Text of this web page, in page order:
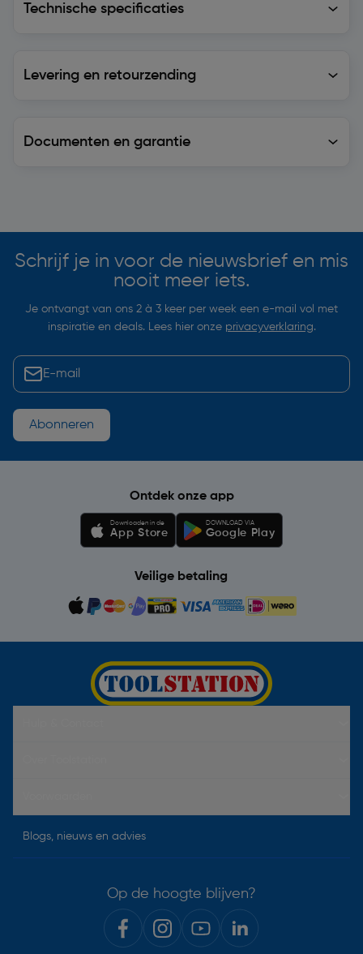
Technische specificaties
Levering en retourzending
Documenten en garantie
Schrijf je in voor de nieuwsbrief en mis
nooit meer iets.
Je ontvangt van ons 2 à 3 keer per week een e-mail vol met
inspiratie en deals. Lees hier onze privacyverklaring.
Abonneren
Ontdek onze app
Downloaden in de
App Store
DOWNLOAD VIA
Google Play
Veilige betaling
Blogs, nieuws en advies
Op de hoogte blijven?